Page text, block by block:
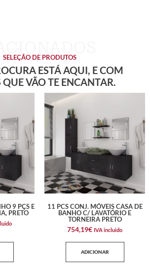
SELEÇÃO DE PRODUTOS
ESTÁ AQUI, E COM
QUE VÃO TE ENCANTAR.
9 PÇS E
PRETO
11 PCS CONJ. MÓVEIS CASA DE
BANHO C/ LAVATÓRIO E
TORNEIRA PRETO
754,19€ IVA incluido
ADICIONAR